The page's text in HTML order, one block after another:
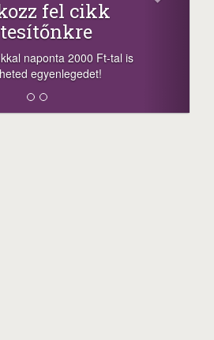
+1.000.000 Ft...
növelés jár a szerencsésnek
napján! A cikkek alján találsz
Lájkolj is minket!